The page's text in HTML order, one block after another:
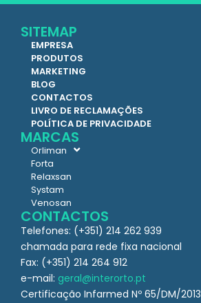
SITEMAP
EMPRESA
PRODUTOS
MARKETING
BLOG
CONTACTOS
LIVRO DE RECLAMAÇÕES
POLÍTICA DE PRIVACIDADE
MARCAS
Orliman
Forta
Relaxsan
Systam
Venosan
CONTACTOS
Telefones: (+351) 214 262 939
chamada para rede fixa nacional
Fax: (+351) 214 264 912
e-mail: geral@interorto.pt
Certificação Infarmed Nº 65/DM/2013